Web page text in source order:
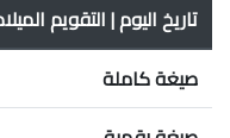
تاريخ اليوم | التقويم
صيغة كاملة